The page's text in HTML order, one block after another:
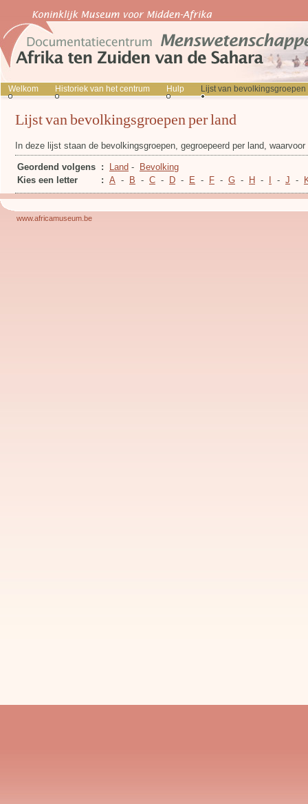
Welkom Historiek van het centrum Hulp Lijst van bevolkingsgroepen
Lijst van bevolkingsgroepen per land
In deze lijst staan de bevolkingsgroepen, gegroepeerd per land,
Geordend volgens : Land -
Bevolking
Kies een letter
: A - B - C - D - E - F - G - H - - J -
www.africamuseum.be